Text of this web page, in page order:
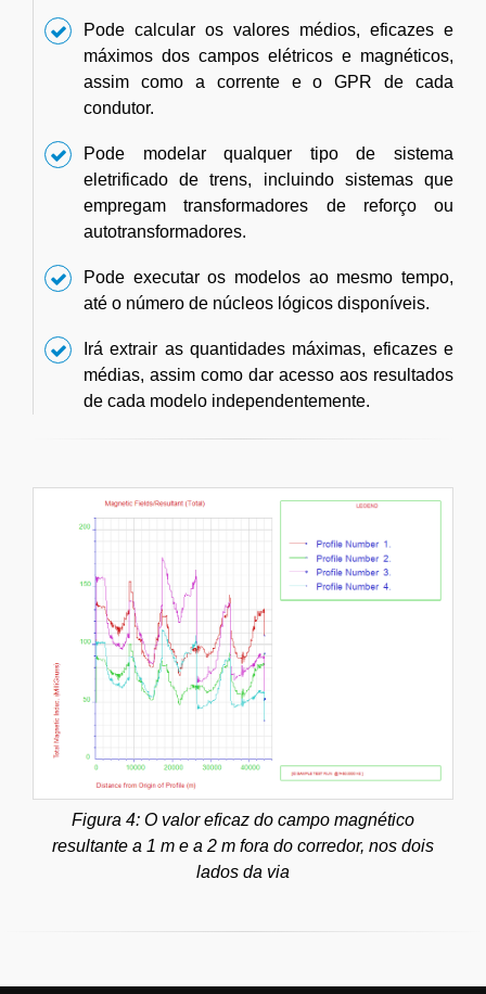
Pode calcular os valores médios, eficazes e
máximos dos campos elétricos e magnéticos,
assim como a corrente e o GPR de cada
condutor.
Pode modelar qualquer tipo de sistema
eletrificado de trens, incluindo sistemas que
empregam transformadores de reforço ou
autotransformadores.
Pode executar os modelos ao mesmo tempo,
até o número de núcleos lógicos disponíveis.
Irá extrair as quantidades máximas, eficazes e
médias, assim como dar acesso aos resultados
de cada modelo independentemente.
Figura 4: O valor eficaz do campo magnético
resultante a 1 m e a 2 m fora do corredor, nos dois
lados da via